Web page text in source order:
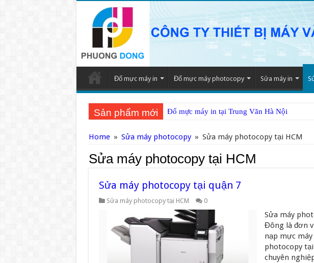
Đổ mực máy in Đổ mực máy photocopy Sửa máy in
Sản phẩm mới Đổ mực máy in tại Trung Văn Hà Nội
Home » Sửa máy photocopy » Sửa máy photocopy tại HCM
Sửa máy photocopy tại HCM
Sửa máy photocopy tại quận 7
Sửa máy photocopy tại HCM 0
Sửa máy
Đông là đơn
nạp mực
photocopy tại
chuyên